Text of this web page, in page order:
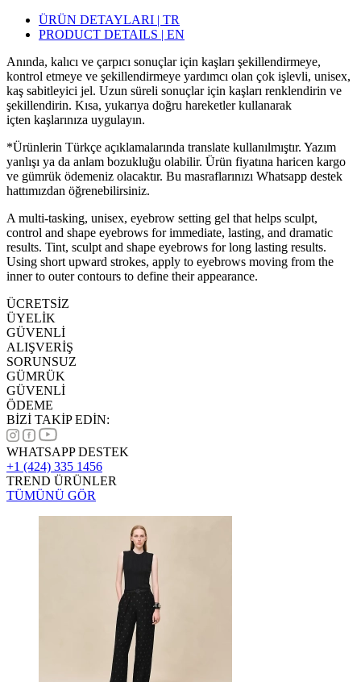
ÜRÜN DETAYLARI | TR
PRODUCT DETAILS | EN
Anında, kalıcı ve çarpıcı sonuçlar için kaşları şekillendirmeye,
kontrol etmeye ve şekillendirmeye yardımcı olan çok işlevli, unisex,
kaş sabitleyici jel. Uzun süreli sonuçlar için kaşları renklendirin ve
şekillendirin. Kısa, yukarıya doğru hareketler kullanarak
içten kaşlarınıza uygulayın.
*Ürünlerin Türkçe açıklamalarında translate kullanılmıştır. Yazım
yanlışı ya da anlam bozukluğu olabilir. Ürün fiyatına haricen kargo
ve gümrük ödemeniz olacaktır. Bu masraflarınızı Whatsapp destek
hattımızdan öğrenebilirsiniz.
A multi-tasking, unisex, eyebrow setting gel that helps sculpt,
control and shape eyebrows for immediate, lasting, and dramatic
results. Tint, sculpt and shape eyebrows for long lasting results.
Using short upward strokes, apply to eyebrows moving from the
inner to outer contours to define their appearance.
ÜCRETSİZ
ÜYELİK
GÜVENLİ
ALIŞVERİŞ
SORUNSUZ
GÜMRÜK
GÜVENLİ
ÖDEME
BİZİ TAKİP EDİN:
WHATSAPP DESTEK
+1 (424) 335 1456
TREND ÜRÜNLER
TÜMÜNÜ GÖR